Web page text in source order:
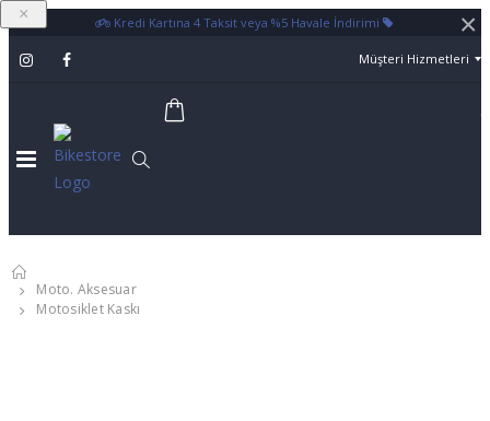
Kredi Kartına 4 Taksit veya %5 Havale İndirimi ×
Müşteri Hizmetleri
Moto. Aksesuar
Motosiklet Kaskı
×